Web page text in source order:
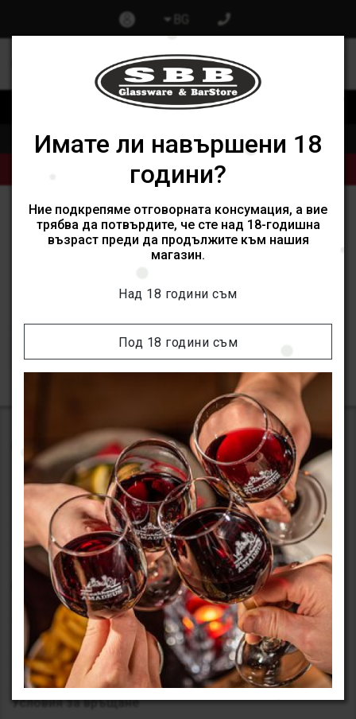
Изпрати запитване при отваряне на нов обект
Имате ли навършени 18
години?
Ние подкрепяме отговорната консумация, а вие
трябва да потвърдите, че сте над 18-годишна
възраст преди да продължите към нашия
магазин.
Над 18 години съм
Под 18 години съм
Начало Продукти
Алкохолни напитки
Продукти от категории Кафе и Чай могат да бъдат поръчани
само онлайн, не се поддържат наличности в обектите ни.
PERRIER
Дейността ни води началото си от 1999 година с
отварянето на офис в гр. София. Началото беше трудно,
но поехме по пътя смело, учейки се да постигаме
максимални резултати с ограничени ресурси.
Информация
Общи Условия и сигурност
Методи за плащане
Условия за връщане